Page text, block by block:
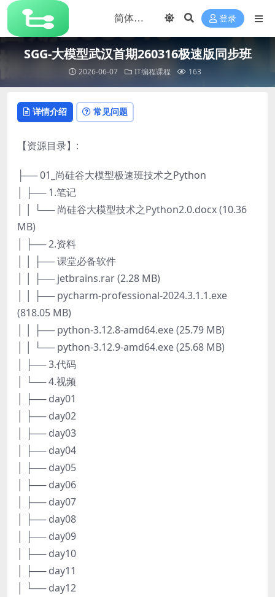
登录
SGG-大模型武汉首期260316极速版同步班
2026-06-07 IT编程课程 163
详情介绍 常见问题
【资源目录】:
├── 01_尚硅谷大模型极速班技术之Python
│ ├── 1.笔记
│ │ └── 尚硅谷大模型技术之Python2.0.docx (10.36
MB)
│ ├── 2.资料
│ │ ├── 课堂必备软件
│ │ ├── jetbrains.rar (2.28 MB)
│ │ ├── pycharm-professional-2024.3.1.1.exe
(818.05 MB)
│ │ ├── python-3.12.8-amd64.exe (25.79 MB)
│ │ └── python-3.12.9-amd64.exe (25.68 MB)
│ ├── 3.代码
│ └── 4.视频
│ ├── day01
│ ├── day02
│ ├── day03
│ ├── day04
│ ├── day05
│ ├── day06
│ ├── day07
│ ├── day08
│ ├── day09
│ ├── day10
│ ├── day11
│ └── day12